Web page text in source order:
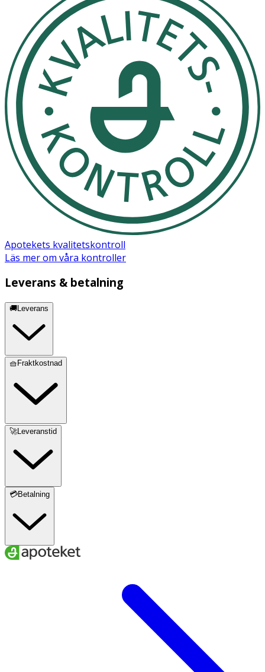
Apotekets kvalitetskontroll
Läs mer om våra kontroller
Leverans & betalning
🚚Leverans
🧺Fraktkostnad
🚀Leveranstid
💳Betalning